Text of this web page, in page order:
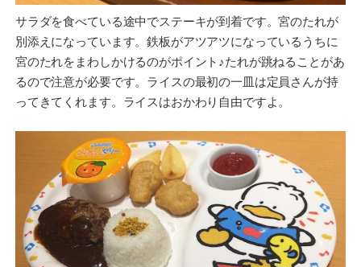
サラダを食べている途中でステーキが到着です。宮のたれが
別添えになっています。鉄板がアツアツになっているうちに
宮のたれをまわしかけるのがポイント♪たれが跳ねることがあ
るので注意が必要です。ライスの最初の一皿は定員さんが持
ってきてくれます。ライスはおかわり自由ですよ。